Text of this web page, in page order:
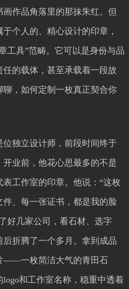
作品角落里的那抹朱红。但
个人的、精心设计的印章，
工具”范畴。它可以是身份与品
的载体，甚至承载着一段故
，如何定制一枚真正契合你
独立设计师，前段时间终于
业前，他花心思最多的不是
工作室的印章。他说：“这枚
、每一张证书，都是我的脸
好几家公司，看石材、选字
折腾了一个多月。拿到成品
——一枚简洁大气的青田石
和工作室名称，稳重中透着